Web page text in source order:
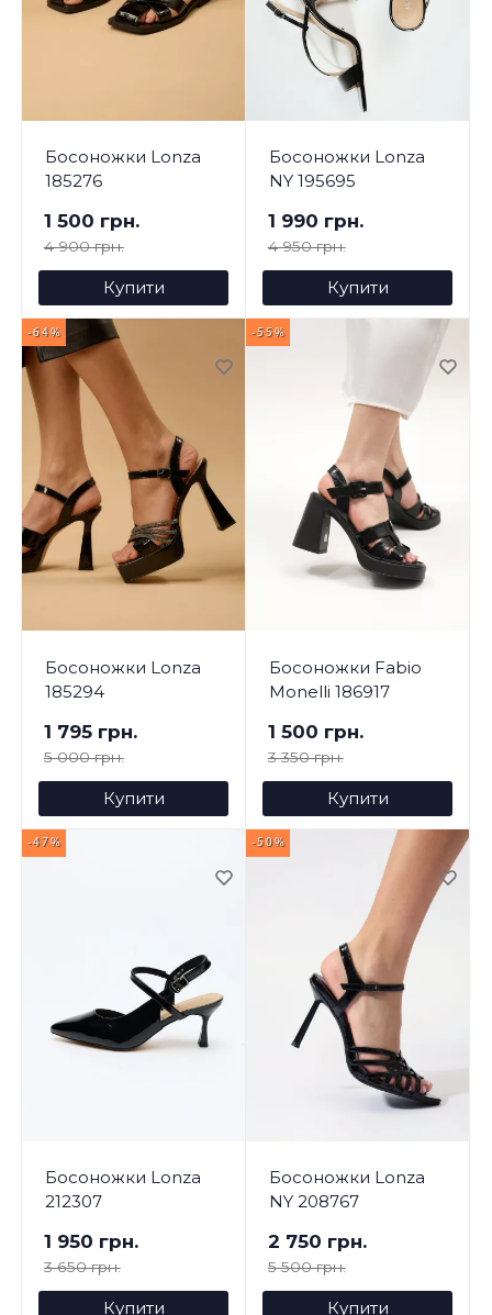
Босоножки Lonza
185276
1 500 грн.
4 900 грн.
Купити
Босоножки Lonza
NY 195695
1 990 грн.
4 950 грн.
Купити
-64%
Босоножки Lonza
185294
1 795 грн.
5 000 грн.
Купити
-55%
Босоножки Fabio
Monelli 186917
1 500 грн.
3 350 грн.
Купити
-47%
Босоножки Lonza
212307
1 950 грн.
3 650 грн.
Купити
-50%
Босоножки Lonza
NY 208767
2 750 грн.
5 500 грн.
Купити